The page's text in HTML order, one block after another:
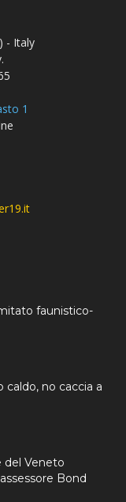
- Italy
1
faunistico-
no caccia a
del Veneto
Bond